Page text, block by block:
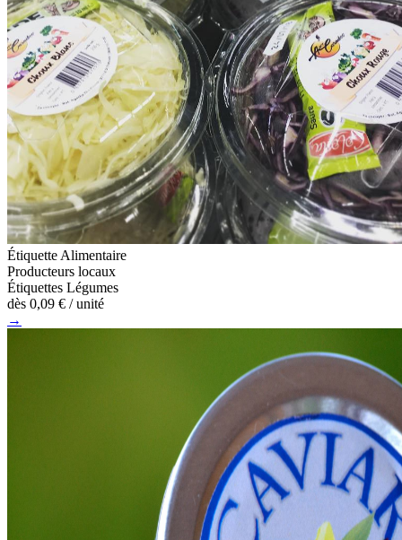
Étiquette Alimentaire
Producteurs locaux
Étiquettes Légumes
dès 0,09 € / unité
→